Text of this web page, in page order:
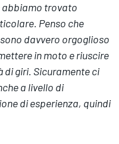
abbiamo trovato
Penso che
davvero orgoglioso
in moto e riuscire
di giri. Sicuramente ci
a livello di
di esperienza, quindi